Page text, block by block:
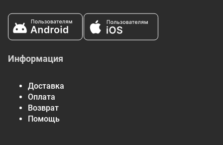
* Суточная норма не определена.
Информация
Доставка
Оплата
Возврат
Помощь